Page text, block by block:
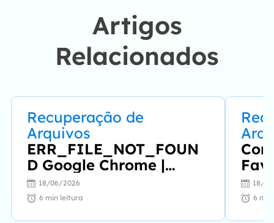
fácil e eficaz."…
Artigos
Relacionados
Recuperação de
Arquivos
ERR_FILE_NOT_FOUN
D Google Chrome |
Como consertar
18/06/2026
6 min leitura
18/
6